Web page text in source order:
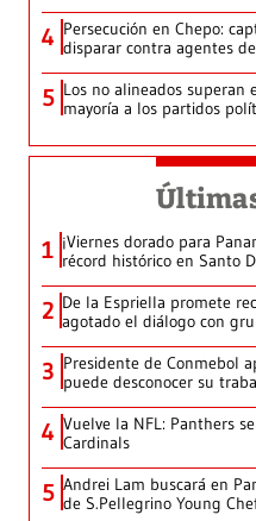
4 Persecución en Chepo:
disparar contra agentes
5 Los no alineados
mayoría a los partidos
1 ¡Viernes dorado para
récord histórico en Santo
2 De la Espriella promete
agotado el diálogo con
3 Presidente de Conmebol
puede desconocer su
4 Vuelve la NFL: Panthers
Cardinals
5 Andrei Lam buscará en
de S.Pellegrino Young